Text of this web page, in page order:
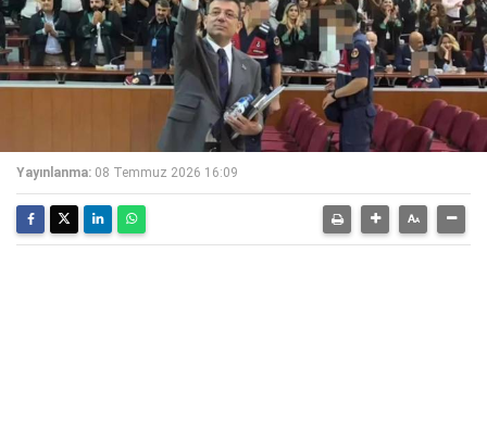
Yayınlanma: 08 Temmuz 2026 16:09